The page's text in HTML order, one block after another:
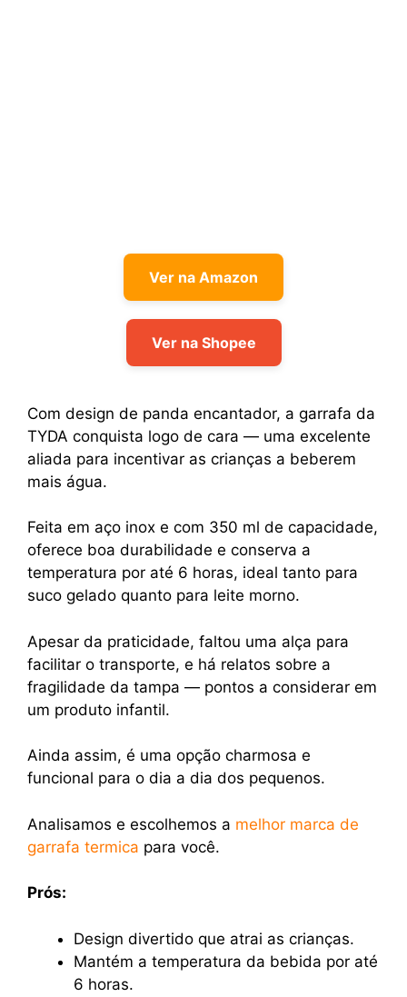
Ver na Amazon
Ver na Shopee
Com design de panda encantador, a garrafa da
TYDA conquista logo de cara — uma excelente
aliada para incentivar as crianças a beberem
mais água.
Feita em aço inox e com 350 ml de capacidade,
oferece boa durabilidade e conserva a
temperatura por até 6 horas, ideal tanto para
suco gelado quanto para leite morno.
Apesar da praticidade, faltou uma alça para
facilitar o transporte, e há relatos sobre a
fragilidade da tampa — pontos a considerar em
um produto infantil.
Ainda assim, é uma opção charmosa e
funcional para o dia a dia dos pequenos.
Analisamos e escolhemos a melhor marca de
garrafa termica para você.
Prós:
Design divertido que atrai as crianças.
Mantém a temperatura da bebida por até
6 horas.